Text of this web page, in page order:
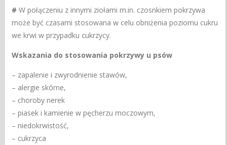
#W połączeniu z innymi ziołami m.in. czosnkiem pokrzywa
może być czasami stosowana w celu obniżenia poziomu cukru
we krwi w przypadku cukrzycy.
Wskazania do stosowania pokrzywy u psów
– zapalenie i zwyrodnienie stawów,
– alergie skórne,
– choroby nerek
– piasek i kamienie w pęcherzu moczowym,
– niedokrwistość,
– cukrzyca